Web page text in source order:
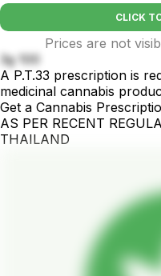
CLICK
Prices are not
3g 100
A P.T.33 prescription is
medicinal cannabis
Get a Cannabis
AS PER RECENT
THAILAND